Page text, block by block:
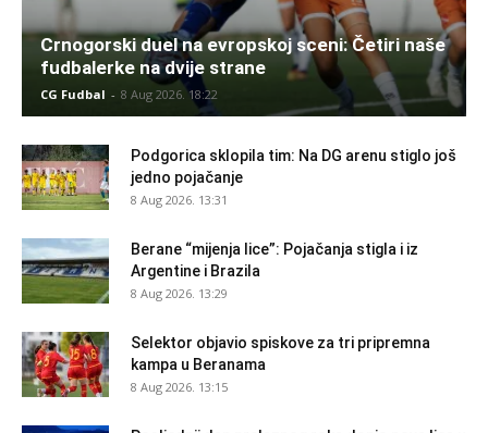
Crnogorski duel na evropskoj sceni: Četiri naše
fudbalerke na dvije strane
CG Fudbal - 8 Aug 2026. 18:22
Podgorica sklopila tim: Na DG arenu stiglo još
jedno pojačanje
8 Aug 2026. 13:31
Berane “mijenja lice”: Pojačanja stigla i iz
Argentine i Brazila
8 Aug 2026. 13:29
Selektor objavio spiskove za tri pripremna
kampa u Beranama
8 Aug 2026. 13:15